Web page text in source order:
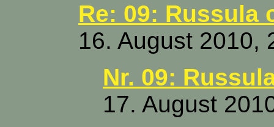
Re: 09: Russula
16. August 2010,
Nr. 09:
17. August